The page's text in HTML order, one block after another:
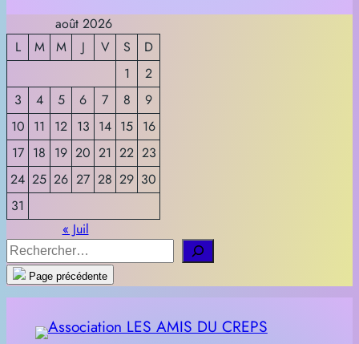
août 2026
L
M M J V S
D
1
2
3
4 5 6 7 8
9
10 11 12 13 14 15 16
17 18 19 20 21 22 23
24 25 26 27 28 29 30
31
« Juil
R
e
c
Page précédente